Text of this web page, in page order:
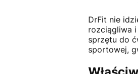
DrFit nie
rozciągliwa
sprzętu do
sportowej,